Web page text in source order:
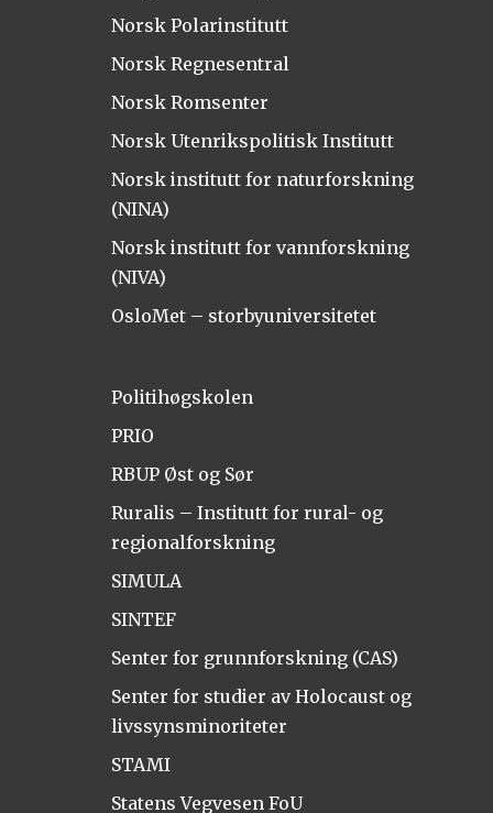
Norsk Polarinstitutt
Norsk Regnesentral
Norsk Romsenter
Norsk Utenrikspolitisk Institutt
Norsk institutt for naturforskning
(NINA)
Norsk institutt for vannforskning
(NIVA)
OsloMet – storbyuniversitetet
Politihøgskolen
PRIO
RBUP Øst og Sør
Ruralis – Institutt for rural- og
regionalforskning
SIMULA
SINTEF
Senter for grunnforskning (CAS)
Senter for studier av Holocaust og
livssynsminoriteter
STAMI
Statens Vegvesen FoU